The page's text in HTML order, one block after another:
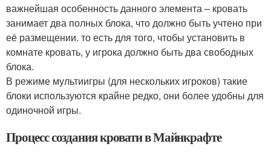
важнейшая особенность данного элемента – кровать
занимает два полных блока, что должно быть учтено при
её размещении. то есть для того, чтобы установить в
комнате кровать, у игрока должно быть два свободных
блока.
В режиме мультиигры (для нескольких игроков) такие
блоки используются крайне редко, они более удобны для
одиночной игры.
Процесс создания кровати в Майнкрафте